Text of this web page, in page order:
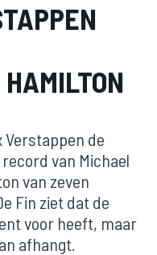
Verstappen de
van Michael
van zeven
Fin ziet dat de
voor heeft, maar
afhangt.